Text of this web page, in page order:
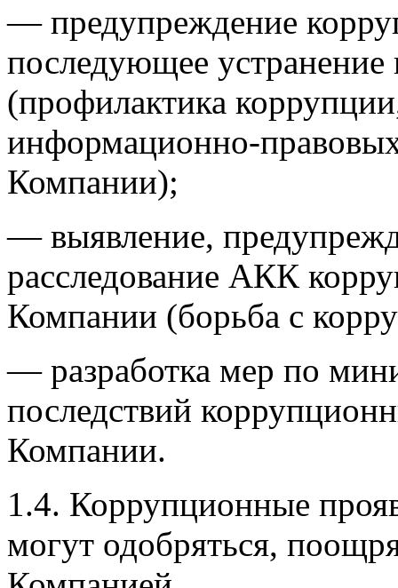
— предупреждение
последующее
(профилактика
информационно-
Компании);
—выявление,
расследование АКК
Компании (борьба с
—разработка мер по
последствий
Компании.
1.4. Коррупционные
могут одобряться,